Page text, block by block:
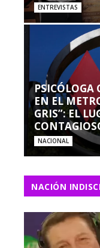
ENTREVISTAS
PSICÓLOGA
EN EL
GRIS”: EL
NACIONAL
NACIÓN